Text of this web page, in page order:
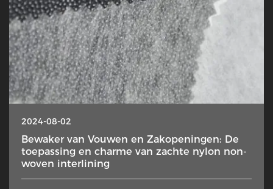
2024-08-02
Bewaker van Vouwen en Zakopeningen: De
toepassing en charme van zachte nylon non-
woven interlining